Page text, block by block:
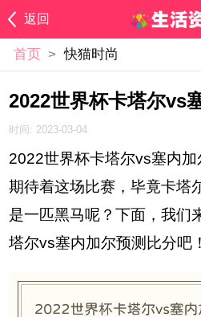
返回
首页 > 快猫时尚
2022世界杯卡塔尔vs
时间: 2023-03-04
2022世界杯卡塔尔vs塞内
期待着这场比赛，毕竟卡塔
是一匹黑马呢？下面，我们
塔尔vs塞内加尔预测比分吧！